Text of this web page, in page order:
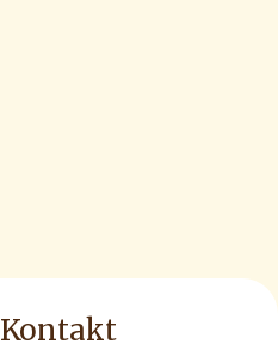
Kontakt